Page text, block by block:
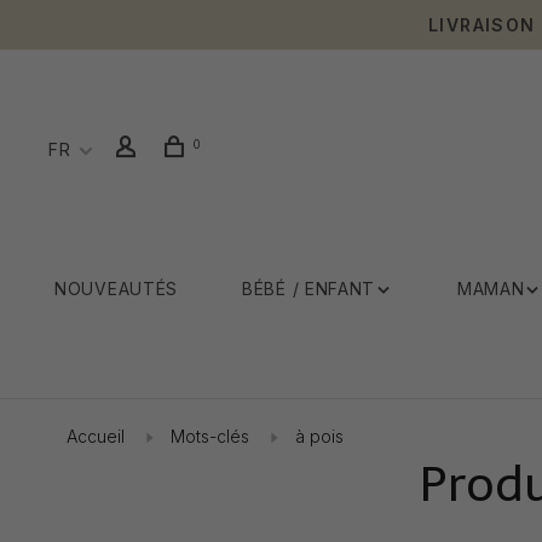
LIVRAISON
FR 0
NOUVEAUTÉS BÉBÉ / ENFANT MAMAN
Accueil Mots-clés à pois